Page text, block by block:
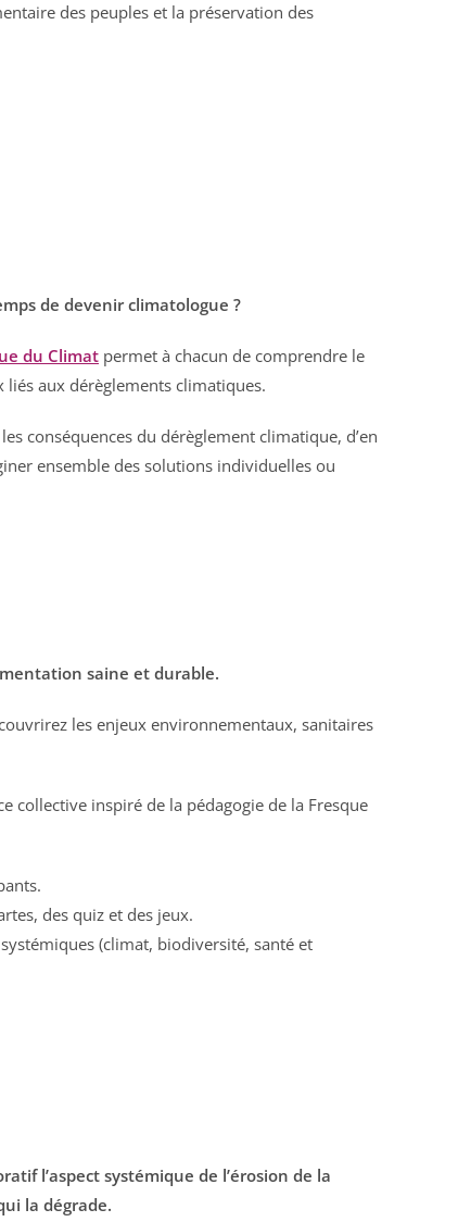
des peuples et la préservation des
de devenir climatologue ?
du Climat permet à chacun de comprendre le
aux dérèglements climatiques.
conséquences du dérèglement climatique, d’en
ensemble des solutions individuelles ou
saine et durable.
les enjeux environnementaux, sanitaires
collective inspiré de la pédagogie de la Fresque
des quiz et des jeux.
(climat, biodiversité, santé et
l’aspect systémique de l’érosion de la
la dégrade.